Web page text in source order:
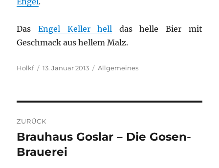
DasEngel Keller hell das helle Bier mit
Geschmack aus hellem Malz.
Autor
Holkf
Veröffentlicht
13. Januar 2013 Kategorien
Allgemeines
ZURÜCK
Vorheriger
Beitrag:
Brauhaus Goslar – Die Gosen-
Brauerei